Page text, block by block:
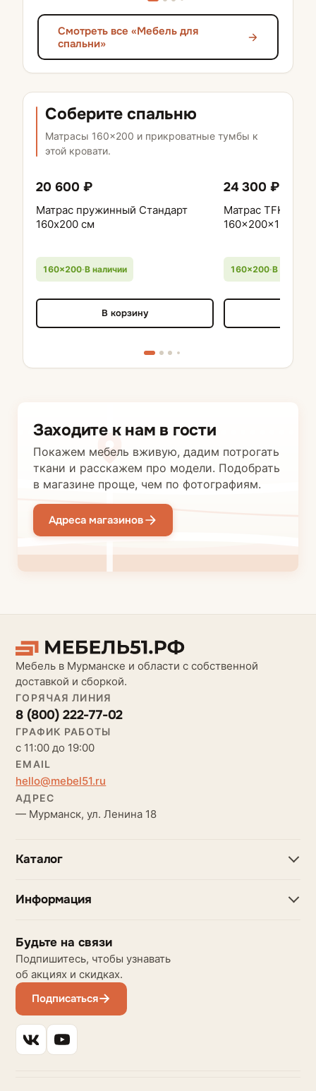
Смотреть все «Мебель для
спальни»
Соберите спальню
Матрасы 160×200 и прикроватные тумбы к
этой кровати.
20 600 ₽
Матрас пружинный Стандарт
160х200 см
160×200·В наличии
В корзину
24 300 ₽
Матрас TFK 500
160x200x19
160×200·В наличии
Заходите к нам в гости
Покажем мебель вживую, дадим потрогать
ткани и расскажем про модели. Подобрать
в магазине проще, чем по фотографиям.
Адреса магазинов
Мебель в Мурманске и области с собственной
доставкой и сборкой.
ГОРЯЧАЯ ЛИНИЯ
8 (800) 222-77-02
ГРАФИК РАБОТЫ
с 11:00 до 19:00
EMAIL
hello@mebel51.ru
АДРЕС
— Мурманск, ул. Ленина 18
Каталог
Информация
Будьте на связи
Подпишитесь, чтобы узнавать
об акциях и скидках.
Подписаться